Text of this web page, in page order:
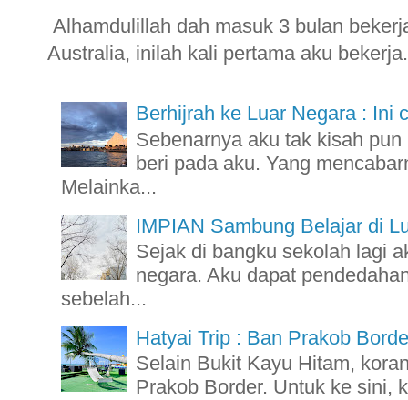
Alhamdulillah dah masuk 3 bulan
Australia, inilah kali pertama aku
Berhijrah ke Luar Negara : Ini
Sebenarnya aku tak kisah
beri pada aku. Yang
Melainka...
IMPIAN Sambung Belajar di
Sejak di bangku sekolah lagi
negara. Aku dapat
sebelah...
Hatyai Trip : Ban Prakob
Selain Bukit Kayu Hitam,
Prakob Border. Untuk ke sini,